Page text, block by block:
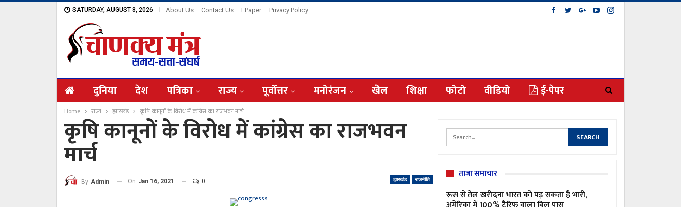
SATURDAY, AUGUST 8, 2026 About Us Contact Us EPaper Privacy Policy
दुनिया देश पत्रिका राज्य पूर्वोत्तर मनोरंजन खेल शिक्षा फोटो वीडियो ई-पेपर
Home राज्य झारखंड कृषि कानूनों के विरोध में कांग्रेस का राजभवन मार्च
कृषि कानूनों के विरोध में कांग्रेस का राजभवन
मार्च
झारखंड राजनीति
By Admin On Jan 16, 2021 0
ताजा समाचार
रूस से तेल खरीदना भारत को पड़ सकता है भारी,